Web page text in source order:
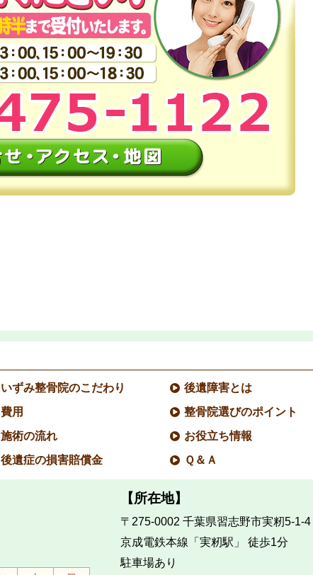
いずみ整骨院のこだわり
費用
施術の流れ
後遺症の損害賠償金
後遺障害とは
整骨院選びのポイント
お役立ち情報
Ｑ＆Ａ
【所在地】
〒275-0002 千葉県習志野市実籾5-1-4
京成電鉄本線「実籾駅」 徒歩1分
駐車場あり